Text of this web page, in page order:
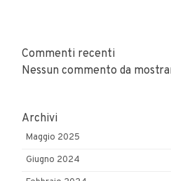
Commenti recenti
Nessun commento da
Archivi
Maggio 2025
Giugno 2024